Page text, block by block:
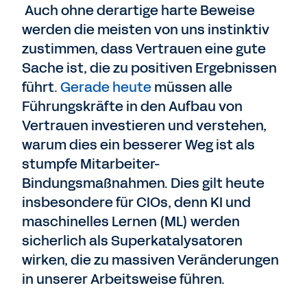
Auch ohne derartige harte Beweise
werden die meisten von uns instinktiv
zustimmen, dass Vertrauen eine gute
Sache ist, die zu positiven Ergebnissen
führt.Gerade heutemüssen alle
Führungskräfte in den Aufbau von
Vertrauen investieren und verstehen,
warum dies ein besserer Weg ist als
stumpfe Mitarbeiter-
Bindungsmaßnahmen. Dies gilt heute
insbesondere für CIOs, denn KI und
maschinelles Lernen (ML) werden
sicherlich als Superkatalysatoren
wirken, die zu massiven Veränderungen
in unserer Arbeitsweise führen.